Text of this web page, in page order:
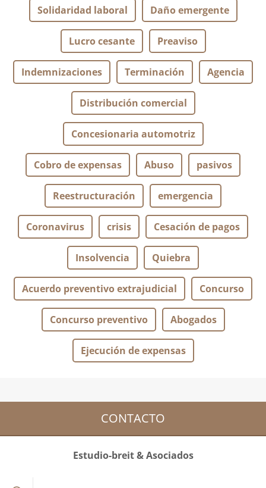
Solidaridad laboral Daño emergente
Lucro cesante Preaviso
Indemnizaciones Terminación Agencia
Distribución comercial
Concesionaria automotriz
Cobro de expensas Abuso pasivos
Reestructuración emergencia
Coronavirus crisis Cesación de pagos
Insolvencia Quiebra
Acuerdo preventivo extrajudicial Concurso
Concurso preventivo Abogados
Ejecución de expensas
CONTACTO
Estudio-breit & Asociados